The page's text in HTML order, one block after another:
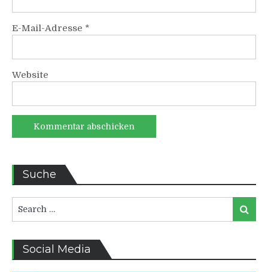
E-Mail-Adresse *
Website
Suche
for:
Search
Social Media